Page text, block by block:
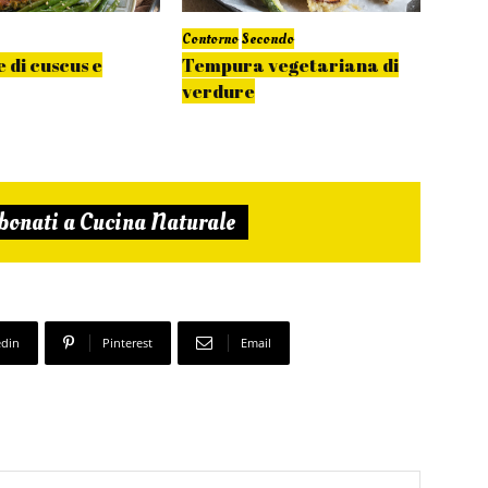
cuscus e
ContornoSecondo
Tempura vegetariana di
verdure
a Cucina Naturale
Pinterest Email